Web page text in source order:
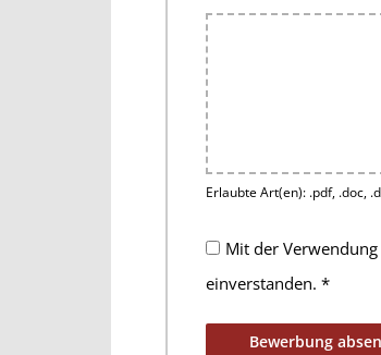
Erlaubte Art(en): .pdf, .doc,
Mit der
einverstanden. *